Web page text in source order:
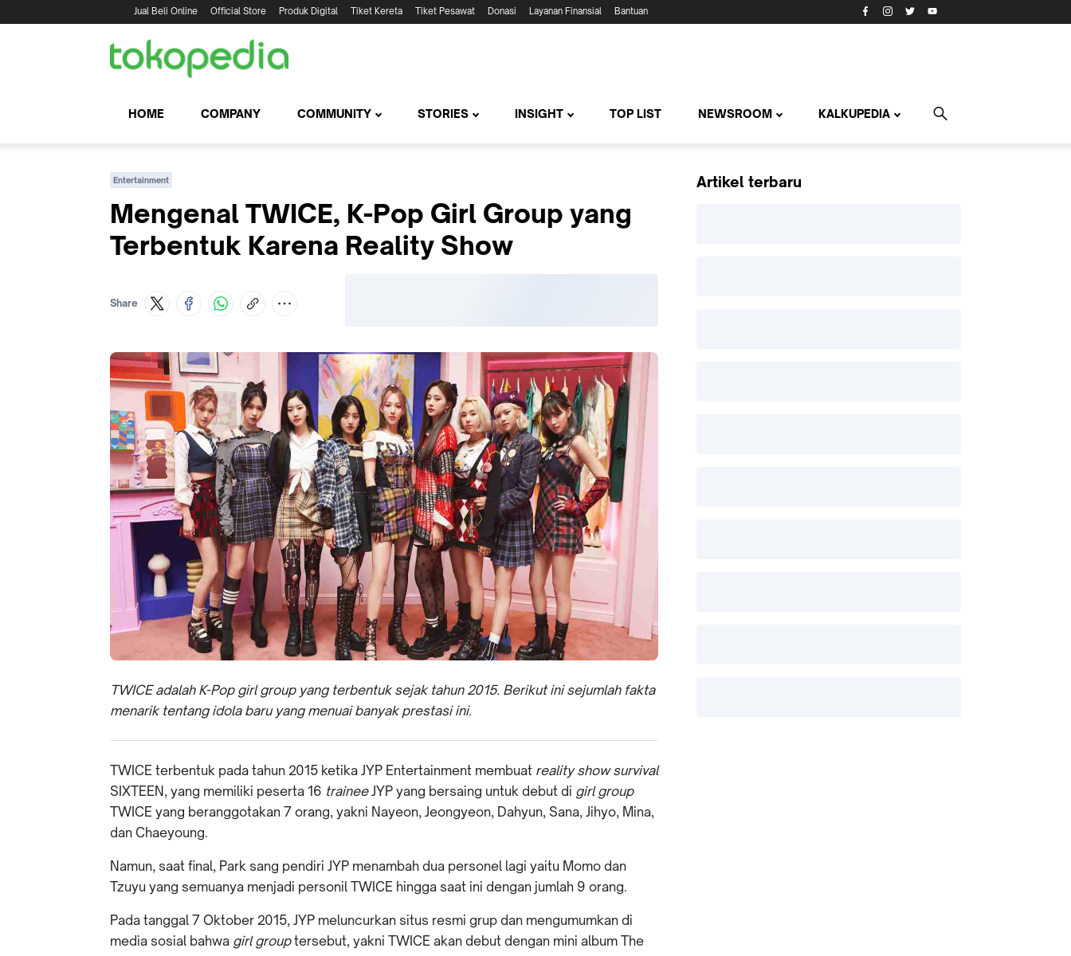
Jual Beli Online Official Store Produk Digital Tiket Kereta Tiket Pesawat Donasi Layanan Finansial Bantuan
HOME COMPANY COMMUNITY STORIES INSIGHT TOP LIST NEWSROOM KALKUPEDIA
Entertainment
Mengenal TWICE, K-Pop Girl Group yang
Terbentuk Karena Reality Show
Share
TWICE adalah K-Pop girl group yang terbentuk sejak tahun 2015. Berikut ini sejumlah fakta
menarik tentang idola baru yang menuai banyak prestasi ini.
TWICE terbentuk pada tahun 2015 ketika JYP Entertainment membuat reality show survival
SIXTEEN, yang memiliki peserta 16 traineeJYP yang bersaing untuk debut di girl group
TWICE yang beranggotakan 7 orang, yakni Nayeon, Jeongyeon, Dahyun, Sana, Jihyo, Mina,
dan Chaeyoung.
Namun, saat final, Park sang pendiri JYP menambah dua personel lagi yaitu Momo dan
Tzuyu yang semuanya menjadi personil TWICE hingga saat ini dengan jumlah 9 orang.
Pada tanggal 7 Oktober 2015, JYP meluncurkan situs resmi grup dan mengumumkan di
media sosial bahwa girl grouptersebut, yakni TWICE akan debut dengan mini album The
Artikel terbaru